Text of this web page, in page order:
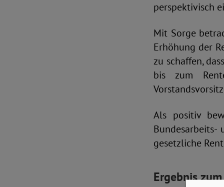
perspektivisch
Mit Sorge
Erhöhung der
zu schaffen,
bis zum
Als positiv
Bundesarbeits-
gesetzliche
Ergebnis